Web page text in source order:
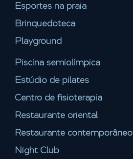
Esportes na praia
Brinquedoteca
Playground
Piscina semiolímpica
Estúdio de pilates
Centro de fisioterapia
Restaurante oriental
Restaurante contemporâneo
Night Club